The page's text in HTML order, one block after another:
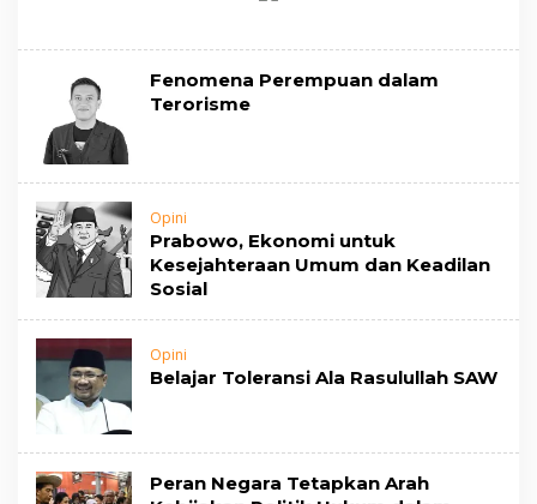
Fenomena Perempuan dalam
Terorisme
Opini
Prabowo, Ekonomi untuk
Kesejahteraan Umum dan Keadilan
Sosial
Opini
Belajar Toleransi Ala Rasulullah SAW
Peran Negara Tetapkan Arah